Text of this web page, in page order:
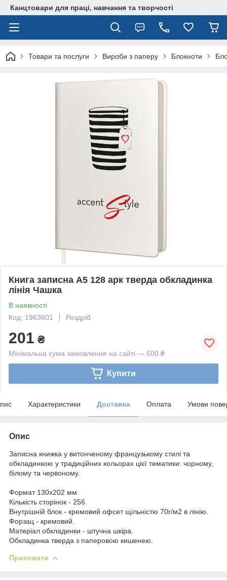
Канцтовари для працi, навчання та творчостi
Товари та послуги Вироби з паперу Блокноти
Книга записна А5 128 арк тверда обкладинка
лінія Чашка
В наявності
Код: 1963601
Роздріб
201 ₴
Мінімальна сума замовлення на сайті — 600 ₴
Купити
Характеристики Доставка Оплата Умови
Опис
Записна книжка у витонченому французькому стилі та
обкладинкою у традиційних кольорах цієї тематики: чорному,
білому та червоному.
Формат 130х202 мм.
Кількість сторінок - 256.
Внутрішній блок - кремовий офсет щільністю 70г/м2 в лінію.
Форзац - кремовий.
Матеріал обкладинки - штучна шкіра.
Обкладинка тверда з паперовою кишенею.
Приховати